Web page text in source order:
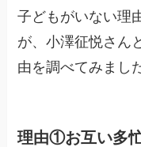
子どもがいない理
が、小澤征悦さん
由を調べてみまし
理由①お互い多